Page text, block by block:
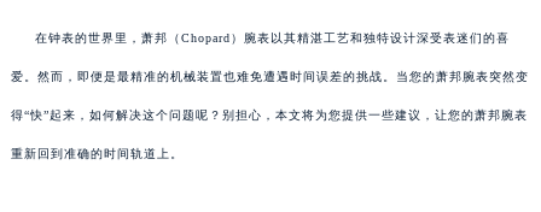
在钟表的世界里，萧邦（Chopard）腕表以其精湛工艺和独特设计深受表迷们的喜
爱。然而，即便是最精准的机械装置也难免遭遇时间误差的挑战。当您的萧邦腕表突然变
得“快”起来，如何解决这个问题呢？别担心，本文将为您提供一些建议，让您的萧邦腕表
重新回到准确的时间轨道上。